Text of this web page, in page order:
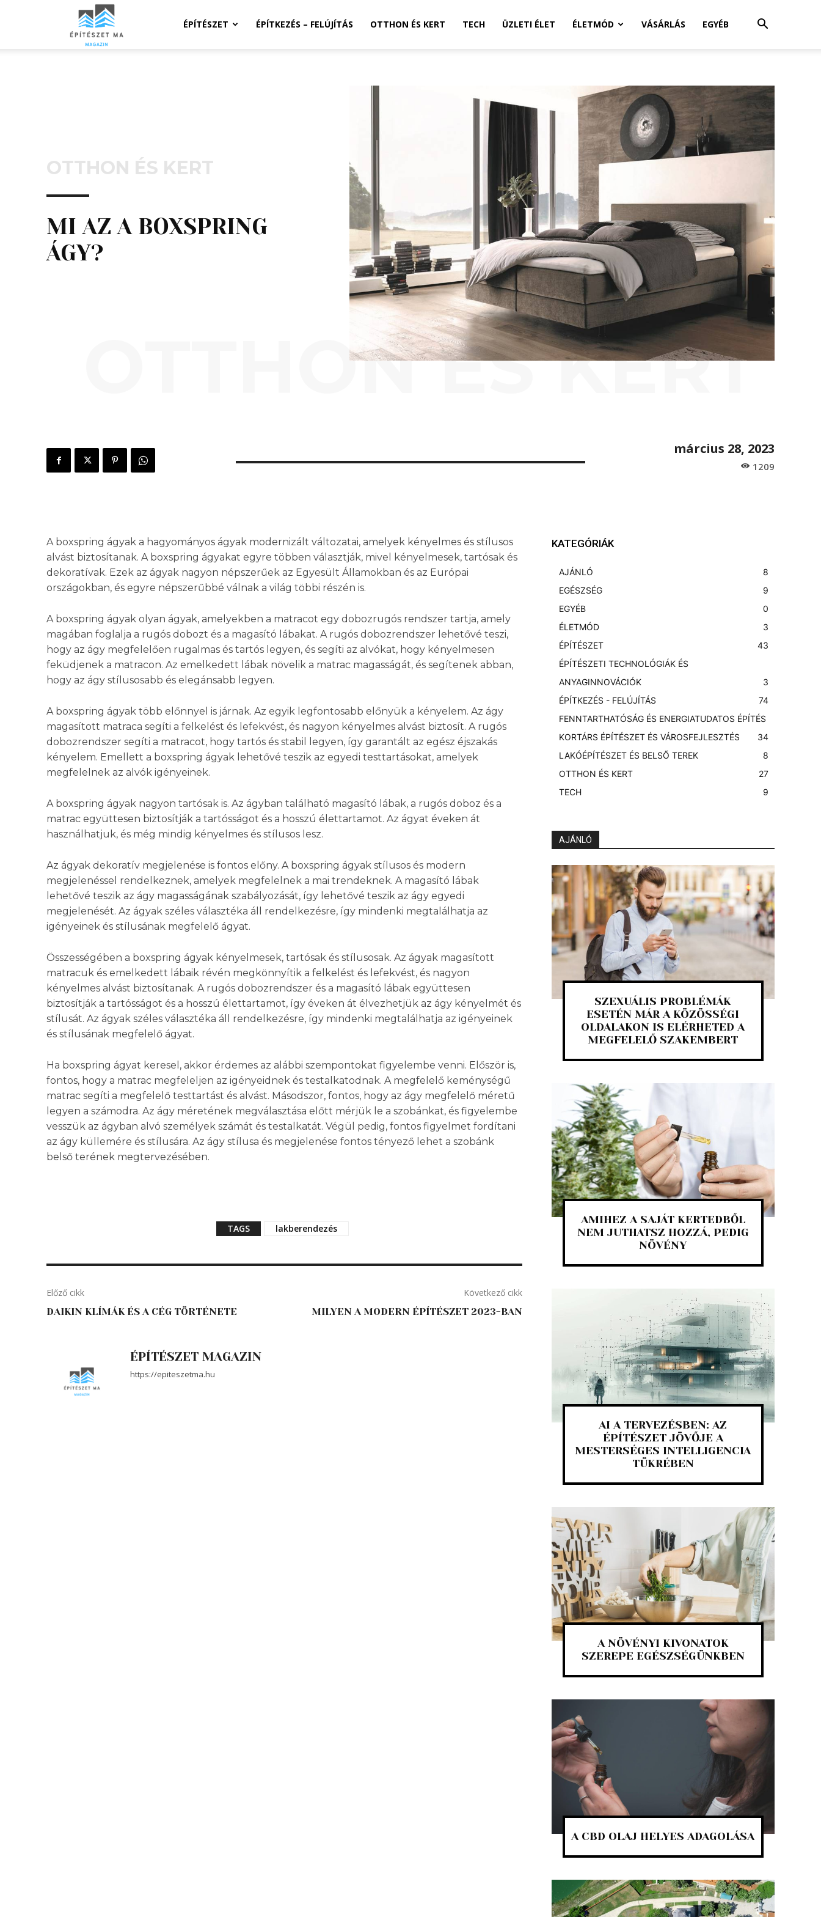
ÉpíteszetiÉPÍTÉSZET ÉPÍTKEZÉS – FELÚJÍTÁS OTTHON ÉS KERT TECH ÜZLETI ÉLET ÉLETMÓD VÁSÁRLÁS EGYÉB
OTTHON ÉS KERT
MI AZ A BOXSPRING
ÁGY?
OTTHON ÉS KERT
március 28, 2023
1209
A boxspring ágyak a hagyományos ágyak modernizált változatai, amelyek kényelmes és stílusos
alvást biztosítanak. A boxspring ágyakat egyre többen választják, mivel kényelmesek, tartósak és
dekoratívak. Ezek az ágyak nagyon népszerűek az Egyesült Államokban és az Európai
országokban, és egyre népszerűbbé válnak a világ többi részén is.
A boxspring ágyak olyan ágyak, amelyekben a matracot egy dobozrugós rendszer tartja, amely
magában foglalja a rugós dobozt és a magasító lábakat. A rugós dobozrendszer lehetővé teszi,
hogy az ágy megfelelően rugalmas és tartós legyen, és segíti az alvókat, hogy kényelmesen
feküdjenek a matracon. Az emelkedett lábak növelik a matrac magasságát, és segítenek abban,
hogy az ágy stílusosabb és elegánsabb legyen.
A boxspring ágyak több előnnyel is járnak. Az egyik legfontosabb előnyük a kényelem. Az ágy
magasított matraca segíti a felkelést és lefekvést, és nagyon kényelmes alvást biztosít. A rugós
dobozrendszer segíti a matracot, hogy tartós és stabil legyen, így garantált az egész éjszakás
kényelem. Emellett a boxspring ágyak lehetővé teszik az egyedi testtartásokat, amelyek
megfelelnek az alvók igényeinek.
A boxspring ágyak nagyon tartósak is. Az ágyban található magasító lábak, a rugós doboz és a
matrac együttesen biztosítják a tartósságot és a hosszú élettartamot. Az ágyat éveken át
használhatjuk, és még mindig kényelmes és stílusos lesz.
Az ágyak dekoratív megjelenése is fontos előny. A boxspring ágyak stílusos és modern
megjelenéssel rendelkeznek, amelyek megfelelnek a mai trendeknek. A magasító lábak
lehetővé teszik az ágy magasságának szabályozását, így lehetővé teszik az ágy egyedi
megjelenését. Az ágyak széles választéka áll rendelkezésre, így mindenki megtalálhatja az
igényeinek és stílusának megfelelő ágyat.
Összességében a boxspring ágyak kényelmesek, tartósak és stílusosak. Az ágyak magasított
matracuk és emelkedett lábaik révén megkönnyítik a felkelést és lefekvést, és nagyon
kényelmes alvást biztosítanak. A rugós dobozrendszer és a magasító lábak együttesen
biztosítják a tartósságot és a hosszú élettartamot, így éveken át élvezhetjük az ágy kényelmét és
stílusát. Az ágyak széles választéka áll rendelkezésre, így mindenki megtalálhatja az igényeinek
és stílusának megfelelő ágyat.
Ha boxspring ágyat keresel, akkor érdemes az alábbi szempontokat figyelembe venni. Először is,
fontos, hogy a matrac megfeleljen az igényeidnek és testalkatodnak. A megfelelő keménységű
matrac segíti a megfelelő testtartást és alvást. Másodszor, fontos, hogy az ágy megfelelő méretű
legyen a számodra. Az ágy méretének megválasztása előtt mérjük le a szobánkat, és figyelembe
vesszük az ágyban alvó személyek számát és testalkatát. Végül pedig, fontos figyelmet fordítani
az ágy küllemére és stílusára. Az ágy stílusa és megjelenése fontos tényező lehet a szobánk
belső terének megtervezésében.
TAGS lakberendezés
Előző cikk
DAIKIN KLÍMÁK ÉS A CÉG TÖRTÉNETE
Következő cikk
MILYEN A MODERN ÉPÍTÉSZET 2023-BAN
ÉPÍTÉSZET MAGAZIN
https://epiteszetma.hu
KATEGÓRIÁK
AJÁNLÓ
8
EGÉSZSÉG
9
EGYÉB
0
ÉLETMÓD
3
ÉPÍTÉSZET
43
ÉPÍTÉSZETI TECHNOLÓGIÁK ÉS
ANYAGINNOVÁCIÓK
3
ÉPÍTKEZÉS - FELÚJÍTÁS
74
FENNTARTHATÓSÁG ÉS ENERGIATUDATOS ÉPÍTÉS
4
KORTÁRS ÉPÍTÉSZET ÉS VÁROSFEJLESZTÉS
3
LAKÓÉPÍTÉSZET ÉS BELSŐ TEREK
8
OTTHON ÉS KERT
27
TECH
9
AJÁNLÓ
SZEXUÁLIS PROBLÉMÁK
ESETÉN MÁR A KÖZÖSSÉGI
OLDALAKON IS ELÉRHETED A
MEGFELELŐ SZAKEMBERT
AMIHEZ A SAJÁT KERTEDBŐL
NEM JUTHATSZ HOZZÁ, PEDIG
NÖVÉNY
AI A TERVEZÉSBEN: AZ
ÉPÍTÉSZET JÖVŐJE A
MESTERSÉGES INTELLIGENCIA
TÜKRÉBEN
A NÖVÉNYI KIVONATOK
SZEREPE EGÉSZSÉGÜNKBEN
A CBD OLAJ HELYES ADAGOLÁSA